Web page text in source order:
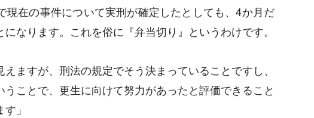
現在の事件について実刑が確定したとしても、4か月だ
なります。これを俗に『弁当切り』というわけです。
ますが、刑法の規定でそう決まっていることですし、
ことで、更生に向けて努力があったと評価できること
」